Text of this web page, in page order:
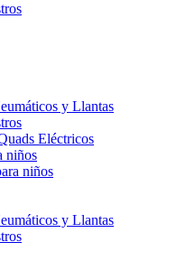
y Llantas
Eléctricos
niños
niños
y Llantas